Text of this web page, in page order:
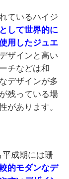
ているハイジ
して世界的に
用したジュエ
ザインと高い
チなどは和
デザインが多
残っている場
があります。
平成期には珊
的モダンなデ